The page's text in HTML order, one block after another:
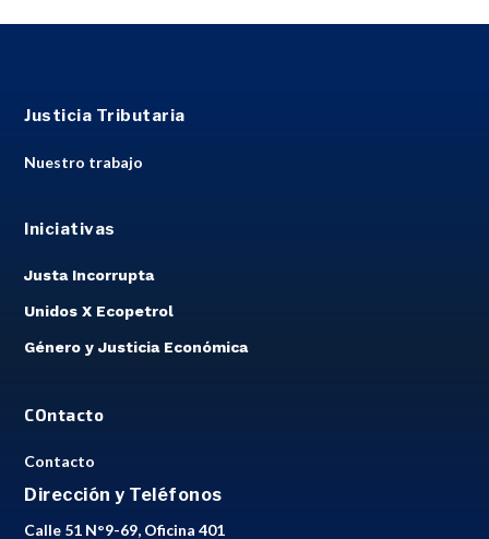
Justicia Tributaria
Nuestro trabajo
Iniciativas
Justa Incorrupta
Unidos X Ecopetrol
Género y Justicia Económica
COntacto
Contacto
Dirección y Teléfonos
Calle 51 N°9-69, Oficina 401